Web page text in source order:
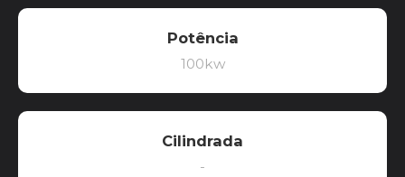
Potência
100kw
Cilindrada
-